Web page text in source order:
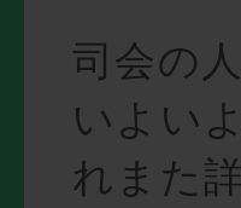
司会の
いよい
れまた